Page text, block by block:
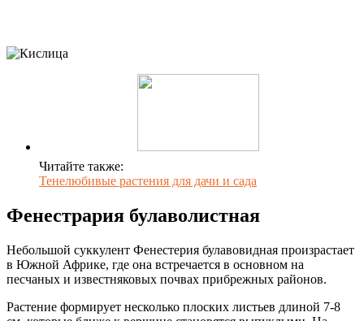
Читайте также:
Тенелюбивые растения для дачи и сада
Фенестрария булаволистная
Небольшой суккулент Фенестерия булавовидная произрастает
в Южной Африке, где она встречается в основном на
песчаных и известняковых почвах прибрежных районов.
Растение формирует несколько плоских листьев длиной 7-8